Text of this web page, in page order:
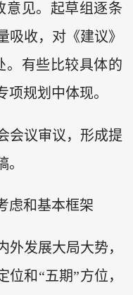
意见。起草组逐条
吸收，对《建议》
。有些比较具体的
规划中体现。
会议审议，形成提
虑和基本框架
外发展大局大势，
位和“五期”方位，